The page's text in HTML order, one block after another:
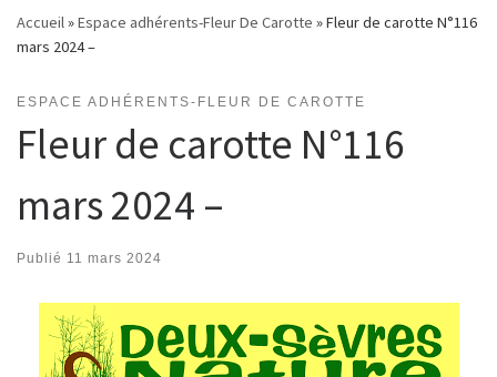
Accueil»Espace adhérents-Fleur De Carotte »Fleur de carotte N°116
mars 2024 –
ESPACE ADHÉRENTS-FLEUR DE CAROTTE
Fleur de carotte N°116
mars 2024 –
Publié 11 mars 2024